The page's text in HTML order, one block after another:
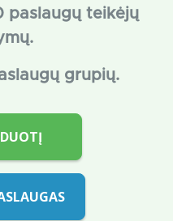
paslaugų teikėjų
grupių.